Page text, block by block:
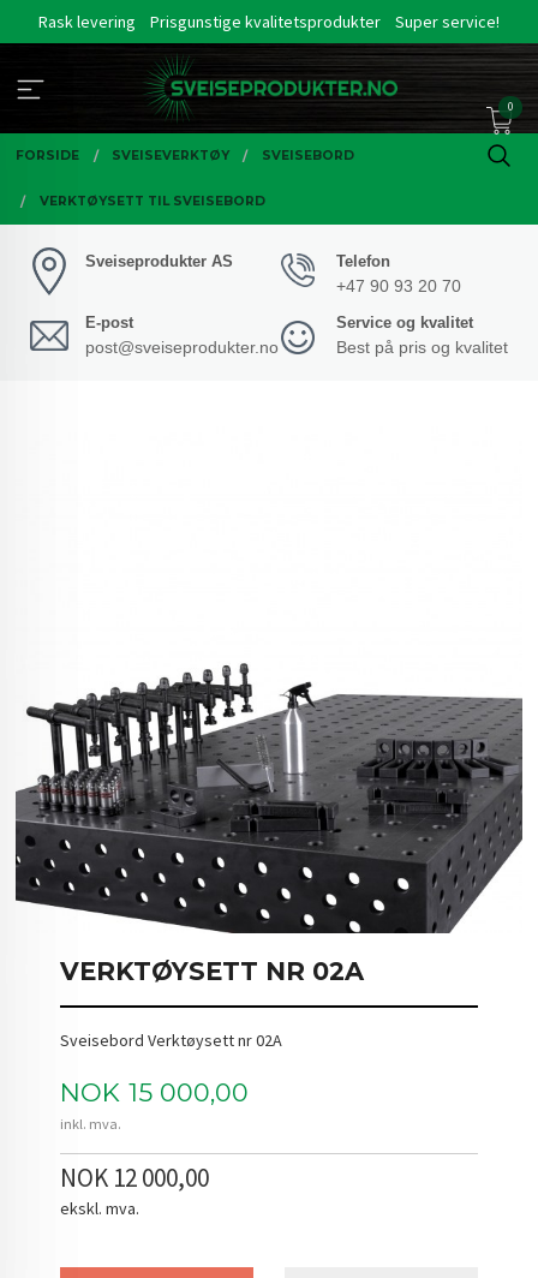
Rask levering Prisgunstige kvalitetsprodukter Super service!
0
FORSIDE SVEISEVERKTØY SVEISEBORD
VERKTØYSETT TIL SVEISEBORD
Sveiseprodukter AS Telefon
+47 90 93 20 70
E-post
post@sveiseprodukter.no
Service og kvalitet
Best på pris og kvalitet
VERKTØYSETT NR 02A
Sveisebord Verktøysett nr 02A
Pris
NOK 15 000,00
inkl. mva.
NOK 12 000,00
ekskl. mva.